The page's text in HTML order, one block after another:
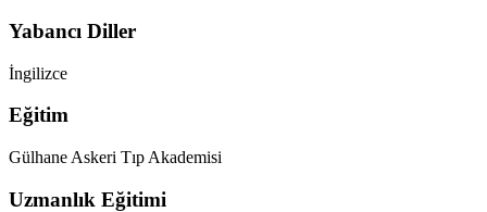
Yabancı Diller
İngilizce
Eğitim
Gülhane Askeri Tıp Akademisi
Uzmanlık Eğitimi